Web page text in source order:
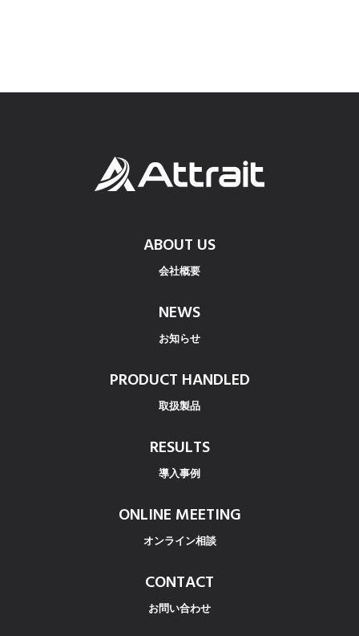
ABOUT US
会社概要
NEWS
お知らせ
PRODUCT HANDLED
取扱製品
RESULTS
導入事例
ONLINE MEETING
オンライン相談
CONTACT
お問い合わせ